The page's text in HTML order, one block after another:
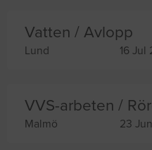
Vatten / Avlopp
Lund 16 Jul
VVS-arbeten /
Malmö 23